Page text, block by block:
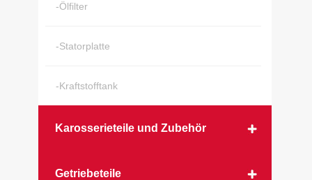
-Ölfilter
-Statorplatte
-Kraftstofftank
Karosserieteile und Zubehör
Getriebeteile